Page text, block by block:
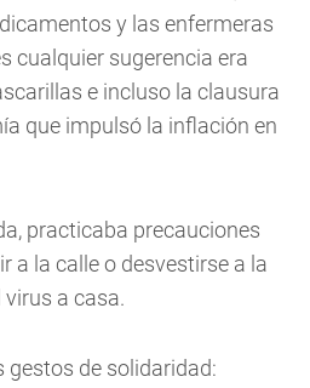
y las enfermeras
cualquier sugerencia era
e incluso la clausura
que impulsó la inflación en
practicaba precauciones
a la calle o desvestirse a la
a casa.
de solidaridad: